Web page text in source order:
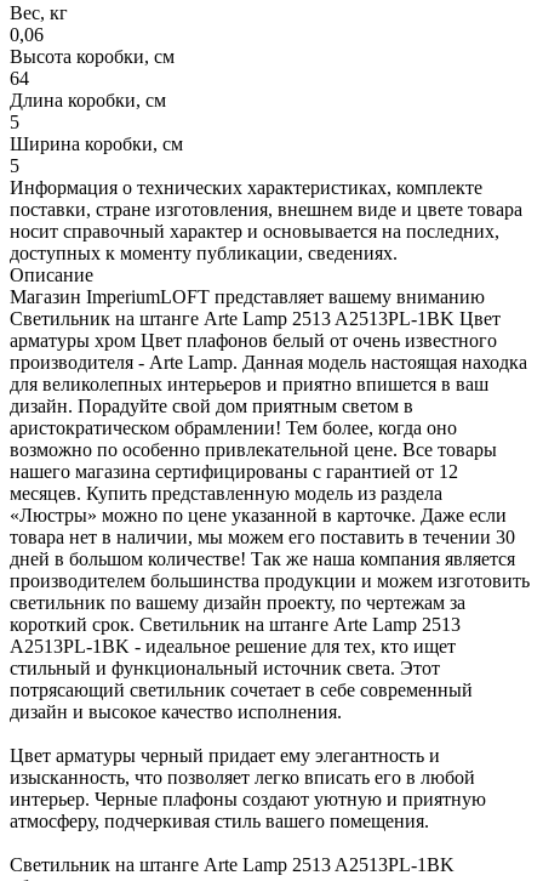
Вес, кг
0,06
Высота коробки, см
64
Длина коробки, см
5
Ширина коробки, см
5
Информация о технических характеристиках, комплекте
поставки, стране изготовления, внешнем виде и цвете товара
носит справочный характер и основывается на последних,
доступных к моменту публикации, сведениях.
Описание
Магазин ImperiumLOFT представляет вашему вниманию
Светильник на штанге Arte Lamp 2513 A2513PL-1BK Цвет
арматуры хром Цвет плафонов белый от очень известного
производителя - Arte Lamp. Данная модель настоящая находка
для великолепных интерьеров и приятно впишется в ваш
дизайн. Порадуйте свой дом приятным светом в
аристократическом обрамлении! Тем более, когда оно
возможно по особенно привлекательной цене. Все товары
нашего магазина сертифицированы с гарантией от 12
месяцев. Купить представленную модель из раздела
«Люстры» можно по цене указанной в карточке. Даже если
товара нет в наличии, мы можем его поставить в течении 30
дней в большом количестве! Так же наша компания является
производителем большинства продукции и можем изготовить
светильник по вашему дизайн проекту, по чертежам за
короткий срок. Светильник на штанге Arte Lamp 2513
A2513PL-1BK - идеальное решение для тех, кто ищет
стильный и функциональный источник света. Этот
потрясающий светильник сочетает в себе современный
дизайн и высокое качество исполнения.
Цвет арматуры черный придает ему элегантность и
изысканность, что позволяет легко вписать его в любой
интерьер. Черные плафоны создают уютную и приятную
атмосферу, подчеркивая стиль вашего помещения.
Светильник на штанге Arte Lamp 2513 A2513PL-1BK